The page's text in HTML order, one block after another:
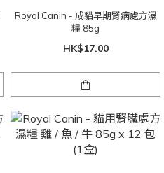
Royal Canin - 成貓早期腎病處方濕
糧 85g
HK$17.00